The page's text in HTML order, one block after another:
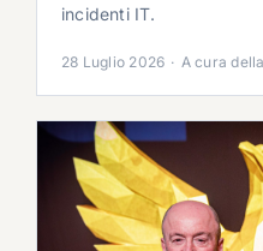
incidenti IT.
28 Luglio 2026 · A cura